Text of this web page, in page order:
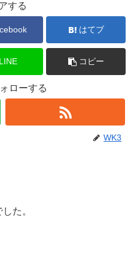
する
はてブ
LINE コピー
ローする
WK3
た。